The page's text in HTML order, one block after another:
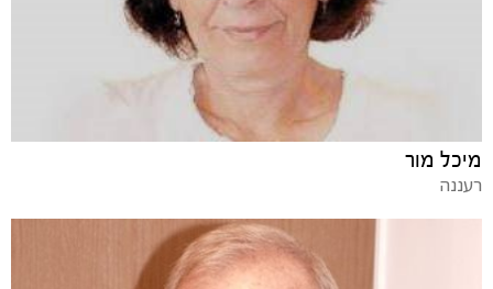
מיכל מור
רעננה